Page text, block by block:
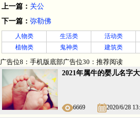
上一篇： 关公
下一篇： 弥勒佛
人物类 生活类 活动类
植物类
鬼神类 建筑类
广告位8：手机版底部广告位30：推荐阅读
2021年属牛的婴儿名字
6669 2020/6/28